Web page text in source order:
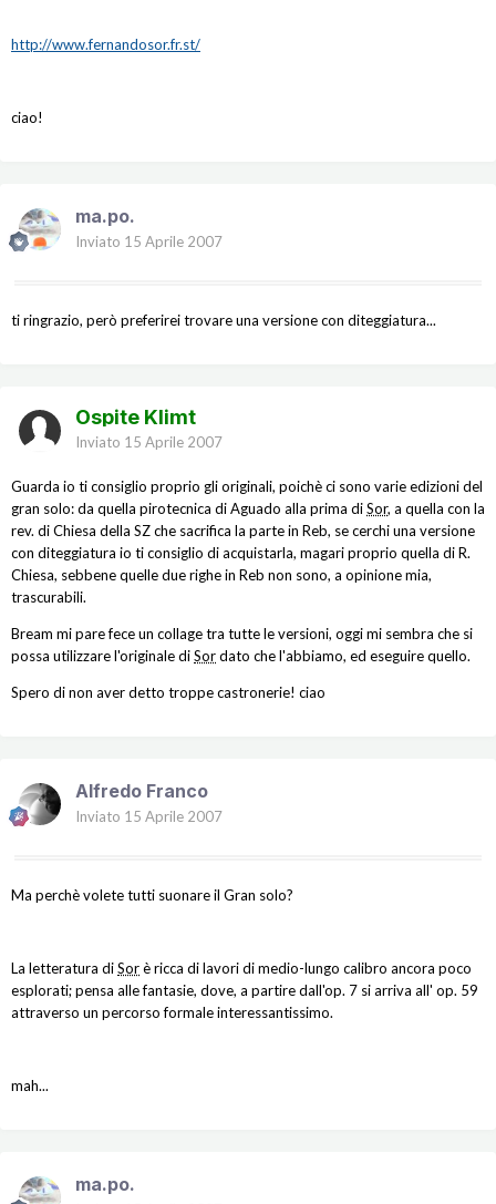
http://www.fernandosor.fr.st/
ciao!
ma.po.
Inviato 15 Aprile 2007
ti ringrazio, però preferirei trovare una versione con diteggiatura...
Ospite Klimt
Inviato 15 Aprile 2007
Guarda io ti consiglio proprio gli originali, poichè ci sono varie edizioni del
gran solo: da quella pirotecnica di Aguado alla prima diSor, a quella con la
rev. di Chiesa della SZ che sacrifica la parte in Reb, se cerchi una versione
con diteggiatura io ti consiglio di acquistarla, magari proprio quella di R.
Chiesa, sebbene quelle due righe in Reb non sono, a opinione mia,
trascurabili.
Bream mi pare fece un collage tra tutte le versioni, oggi mi sembra che si
possa utilizzare l'originale diSordato che l'abbiamo, ed eseguire quello.
Spero di non aver detto troppe castronerie! ciao
Alfredo Franco
Inviato 15 Aprile 2007
Ma perchè volete tutti suonare il Gran solo?
La letteratura diSorè ricca di lavori di medio-lungo calibro ancora poco
esplorati; pensa alle fantasie, dove, a partire dall'op. 7 si arriva all' op. 59
attraverso un percorso formale interessantissimo.
mah...
ma.po.